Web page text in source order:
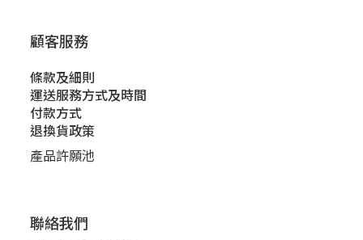
顧客服務
條款及細則
運送服務方式及時間
付款方式
退換貨政策
產品許願池
聯絡我們